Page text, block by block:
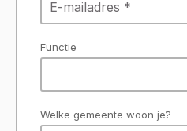
Functie
Welke gemeente woon je?